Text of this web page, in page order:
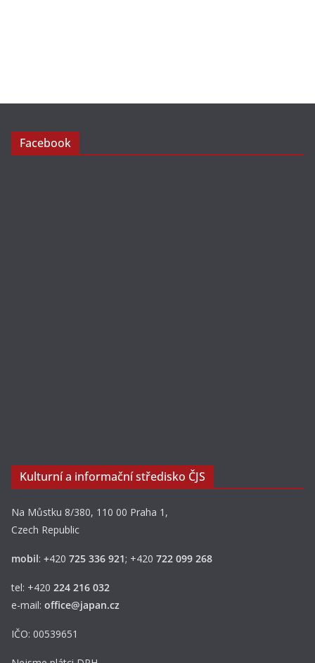
Facebook
Kulturní a informační středisko ČJS
Na Můstku 8/380, 110 00 Praha 1,
Czech Republic
mobil: +420 725 336 921; +420 722 099 268
tel: +420 224 216 032
e-mail: office@japan.cz
IČO: 00539651